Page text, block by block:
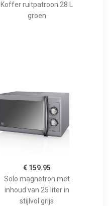
Koffer ruitpatroon 28 L
groen
€ 159.95
Solo magnetron met
inhoud van 25 liter in
stijlvol grijs